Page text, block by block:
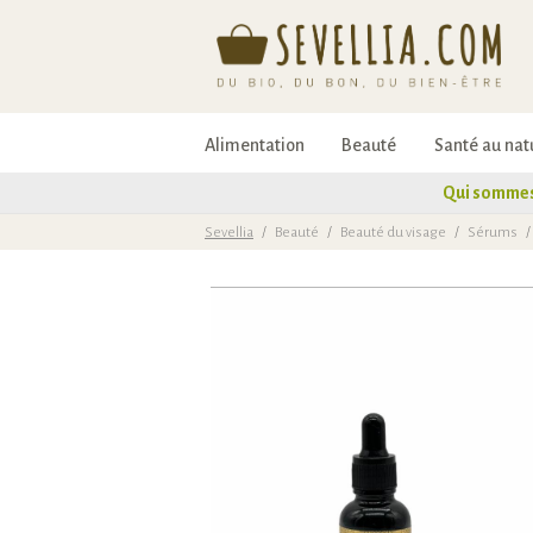
Alimentation Beauté Santé au
Qui
Sevellia / Beauté / Beauté du visage / Sérums /